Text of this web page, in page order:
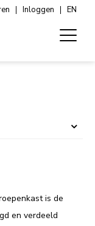
Inloggen EN
is de
en verdeeld